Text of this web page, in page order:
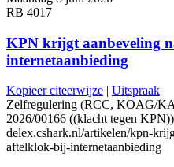
RB 4017
KPN krijgt aanbeveling
internetaanbieding
Kopieer citeerwijze | Uitspraak
Zelfregulering (RCC, KOAG/
2026/00166 ((klacht tegen
delex.cshark.nl/artikelen/kpn-
aftelklok-bij-internetaanbieding